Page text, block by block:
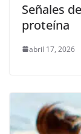
Señales
proteína
abril 17, 2026